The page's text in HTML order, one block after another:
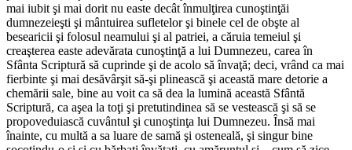
mai iubit şi mai dorit nu easte decât înmulţirea cunoştinţăi
dumnezeieşti şi mântuirea sufletelor şi binele cel de obşte al
besearicii şi folosul neamului şi al patriei, a căruia temeiul şi
creaşterea easte adevărata cunoştinţă a lui Dumnezeu, carea în
Sfânta Scriptură să cuprinde şi de acolo să învaţă; deci, vrând ca mai
fierbinte şi mai desăvârşit să-şi plinească şi această mare detorie a
chemării sale, bine au voit ca să dea la lumină această Sfântă
Scriptură, ca aşea la toţi şi pretutindinea să se vestească şi să se
propoveduiască cuvântul şi cunoştinţa lui Dumnezeu. Însă mai
înainte, cu multă a sa luare de samă şi osteneală, şi singur bine